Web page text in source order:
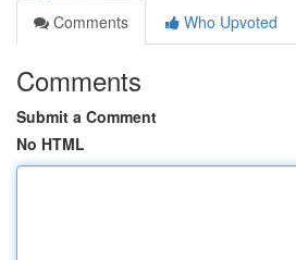
Comments
Who Upvoted
Comments
Submit a Comment
No HTML